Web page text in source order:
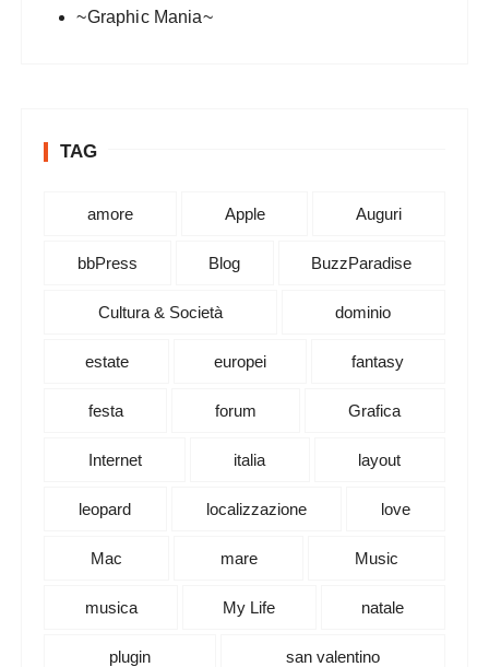
~Graphic Mania~
TAG
amore Apple Auguri
bbPress Blog BuzzParadise
Cultura & Società dominio
estate europei fantasy
festa forum Grafica
Internet italia layout
leopard localizzazione love
Mac mare Music
musica My Life natale
plugin san valentino